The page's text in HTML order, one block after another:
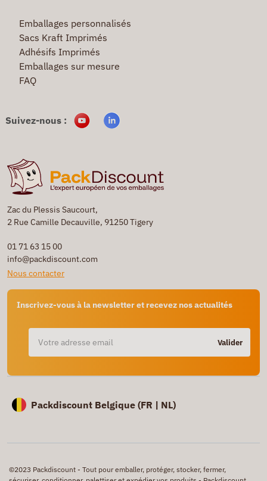
Zac du Plessis Saucourt,
2 Rue Camille Decauville, 91250 Tigery
01 71 63 15 00
info@packdiscount.com
Nous contacter
Inscrivez-vous à la newsletter et recevez nos actualités
Valider
Emballages personnalisés
Sacs Kraft Imprimés
Adhésifs Imprimés
Emballages sur mesure
FAQ
Suivez-nous :
Packdiscount Belgique (FR | NL)
©2023 Packdiscount - Tout pour emballer, protéger, stocker, fermer,